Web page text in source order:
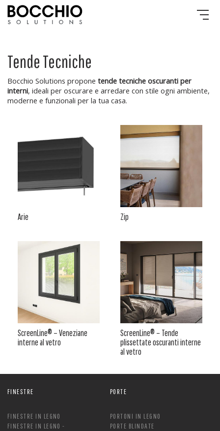
Tende Tecniche
Bocchio Solutions propone tende tecniche oscuranti per
interni, ideali per oscurare e arredare con stile ogni ambiente,
moderne e funzionali per la tua casa.
Arie Zip
ScreenLine® – Veneziane
interne al vetro
ScreenLine® – Tende
plissettate oscuranti interne
al vetro
FINESTRE
FINESTRE IN LEGNO
FINESTRE IN LEGNO -
PORTE
PORTONI IN LEGNO
PORTE BLINDATE